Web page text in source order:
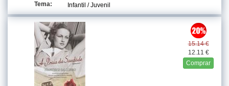
Tema:
Infantil / Juvenil
15.14 €
12.11 €
Comprar